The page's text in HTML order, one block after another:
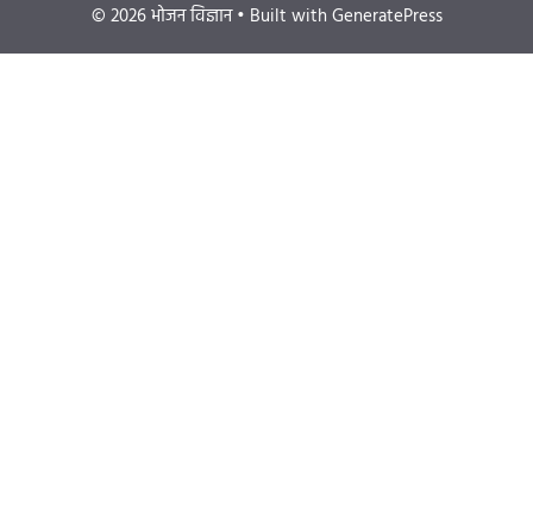
© 2026 भोजन विज्ञान• Built with GeneratePress